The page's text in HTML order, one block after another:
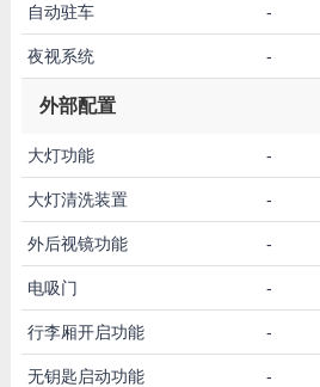
自动驻车 -
夜视系统 -
外部配置
大灯功能 -
大灯清洗装置 -
外后视镜功能 -
电吸门 -
行李厢开启功能 -
无钥匙启动功能 -